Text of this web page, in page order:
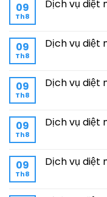
09
Th8
Dịch vụ diệt
09
Th8
Dịch vụ diệt
09
Th8
Dịch vụ diệt
09
Th8
Dịch vụ diệt
09
Th8
Dịch vụ diệt